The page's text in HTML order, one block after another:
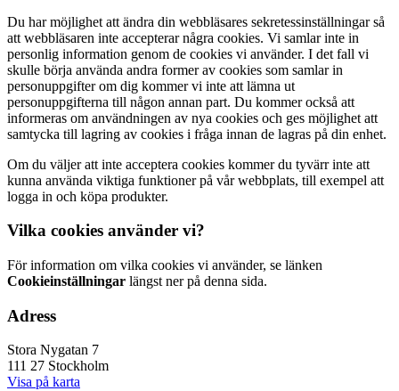
Du har möjlighet att ändra din webbläsares sekretessinställningar så
att webbläsaren inte accepterar några cookies. Vi samlar inte in
personlig information genom de cookies vi använder. I det fall vi
skulle börja använda andra former av cookies som samlar in
personuppgifter om dig kommer vi inte att lämna ut
personuppgifterna till någon annan part. Du kommer också att
informeras om användningen av nya cookies och ges möjlighet att
samtycka till lagring av cookies i fråga innan de lagras på din enhet.
Om du väljer att inte acceptera cookies kommer du tyvärr inte att
kunna använda viktiga funktioner på vår webbplats, till exempel att
logga in och köpa produkter.
Vilka cookies använder vi?
För information om vilka cookies vi använder, se länken
Cookieinställningar längst ner på denna sida.
Adress
Stora Nygatan 7
111 27 Stockholm
Visa på karta